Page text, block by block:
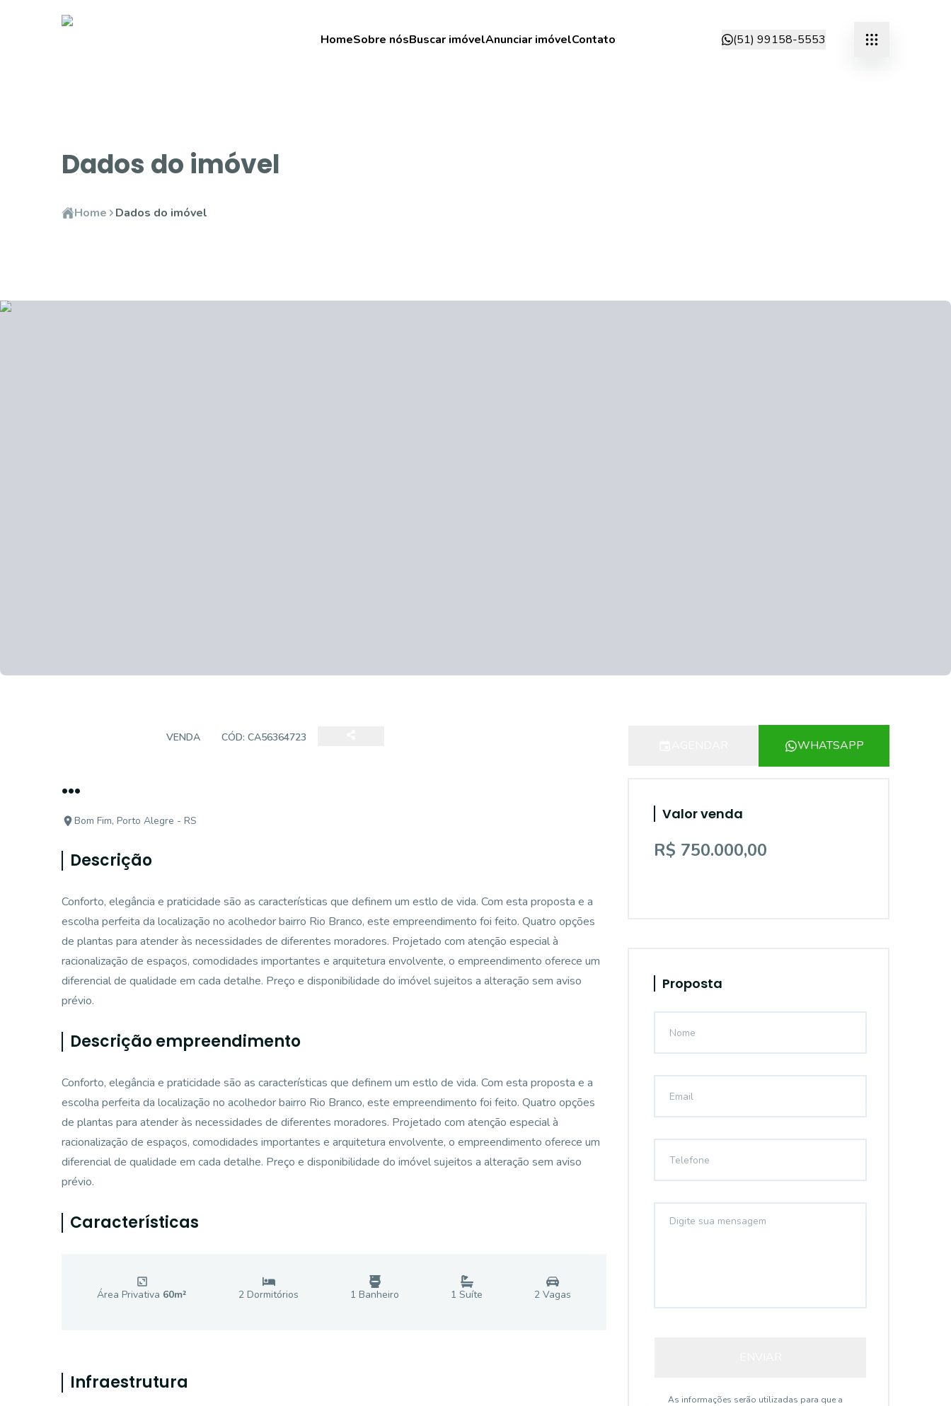
HomeSobre nósBuscar imóvelAnunciar imóvelContato (51) 99158-5553
Dados do imóvel
Home Dados do imóvel
VENDA CÓD: CA56364723
...
Bom Fim, Porto Alegre - RS
Descrição
Conforto, elegância e praticidade são as características que definem um estlo de vida. Com esta proposta e a
escolha perfeita da localização no acolhedor bairro Rio Branco, este empreendimento foi feito. Quatro opções
de plantas para atender às necessidades de diferentes moradores. Projetado com atenção especial à
racionalização de espaços, comodidades importantes e arquitetura envolvente, o empreendimento oferece um
diferencial de qualidade em cada detalhe. Preço e disponibilidade do imóvel sujeitos a alteração sem aviso
prévio.
Descrição empreendimento
Conforto, elegância e praticidade são as características que definem um estlo de vida. Com esta proposta e a
escolha perfeita da localização no acolhedor bairro Rio Branco, este empreendimento foi feito. Quatro opções
de plantas para atender às necessidades de diferentes moradores. Projetado com atenção especial à
racionalização de espaços, comodidades importantes e arquitetura envolvente, o empreendimento oferece um
diferencial de qualidade em cada detalhe. Preço e disponibilidade do imóvel sujeitos a alteração sem aviso
prévio.
Características
Área Privativa 60m² 2 Dormitórios 1 Banheiro 1 Suíte 2 Vagas
Infraestrutura
WHATSAPP
Valor venda
R$ 750.000,00
Proposta
As informações serão utilizadas para que a